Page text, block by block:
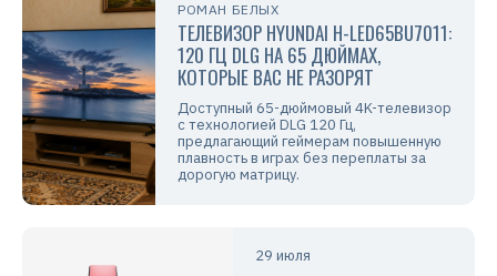
РОМАН БЕЛЫХ
ТЕЛЕВИЗОР HYUNDAI H-LED65BU7011:
120 ГЦ DLG НА 65 ДЮЙМАХ,
КОТОРЫЕ ВАС НЕ РАЗОРЯТ
Доступный 65-дюймовый 4K-телевизор
с технологией DLG 120 Гц,
предлагающий геймерам повышенную
плавность в играх без переплаты за
дорогую матрицу.
29 июля